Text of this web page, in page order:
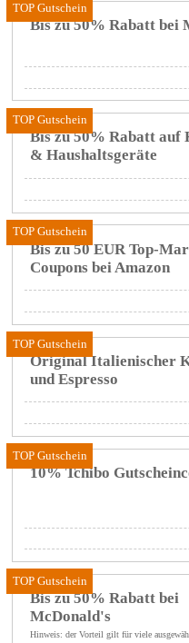
Bis zu 50% Rabatt bei
TOP Gutschein
Bis zu 50% Rabatt auf
& Haushaltsgeräte
TOP Gutschein
Bis zu 50 EUR Top-
Coupons bei Amazon
TOP Gutschein
Original Italienischer
und Espresso
TOP Gutschein
10% Tchibo
TOP Gutschein
Bis zu 50% Rabatt bei
McDonald's
Hinweis: der Vorteil gilt für viele
TOP Gutschein